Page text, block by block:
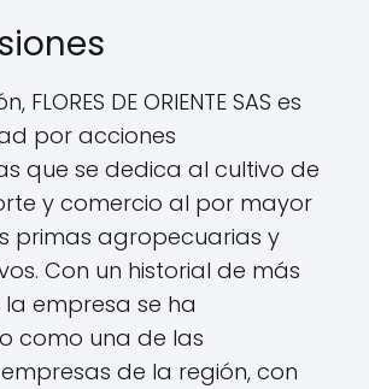
FLORES DE ORIENTE SAS es
por acciones
que se dedica al cultivo de
y comercio al por mayor
primas agropecuarias y
Con un historial de más
la empresa se ha
como una de las
de la región, con